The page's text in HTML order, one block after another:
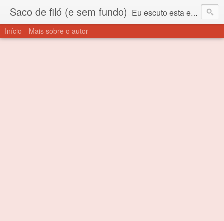
Saco de filó (e sem fundo) Eu escuto esta expressão "saco de filó" desde criança. Para quem não sabe, filó é um tecido todo furadinho e permite que um saco feito com ele, mesmo que muito exposto ao ar soprado para dentro, nunca vai se encher. Aí está o propósito deste nome... Para viver em sociedade tem que ter saco de filó.
Início Mais sobre o autor